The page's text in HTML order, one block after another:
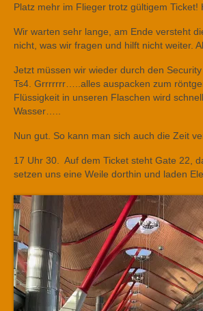
Platz mehr im Flieger trotz gültigem Ticket!
Wir warten sehr lange, am Ende versteht
nicht, was wir fragen und hilft nicht weiter.
Jetzt müssen wir wieder durch den
Ts4. Grrrrrrr…..alles auspacken zum
Flüssigkeit in unseren Flaschen wird
Wasser…..
Nun gut. So kann man sich auch die Zeit
17 Uhr 30. Auf dem Ticket steht Gate 22,
setzen uns eine Weile dorthin und laden